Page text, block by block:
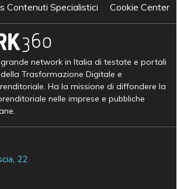
Contenuti Specialistici
Cookie Center
network in Italia di testate e portali
Trasformazione Digitale e
Ha la missione di diffondere la
nelle imprese e pubbliche
22